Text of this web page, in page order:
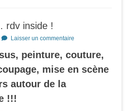
rdv inside !
Laisser un commentaire
peinture, couture,
mise en scène
autour de la
!!!